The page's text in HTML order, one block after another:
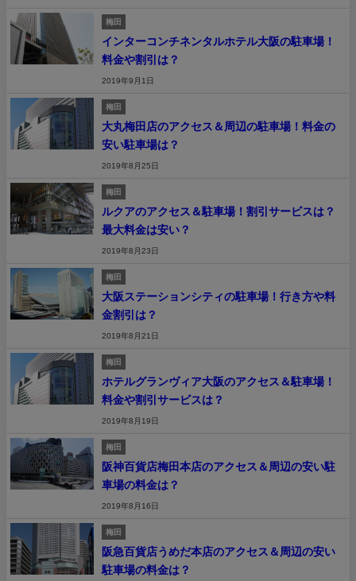
梅田
インターコンチネンタルホテル大阪の駐車場！
料金や割引は？
2019年9月1日
梅田
大丸梅田店のアクセス＆周辺の駐車場！料金の
安い駐車場は？
2019年8月25日
梅田
ルクアのアクセス＆駐車場！割引サービスは？
最大料金は安い？
2019年8月23日
梅田
大阪ステーションシティの駐車場！行き方や料
金割引は？
2019年8月21日
梅田
ホテルグランヴィア大阪のアクセス＆駐車場！
料金や割引サービスは？
2019年8月19日
梅田
阪神百貨店梅田本店のアクセス＆周辺の安い駐
車場の料金は？
2019年8月16日
梅田
阪急百貨店うめだ本店のアクセス＆周辺の安い
駐車場の料金は？